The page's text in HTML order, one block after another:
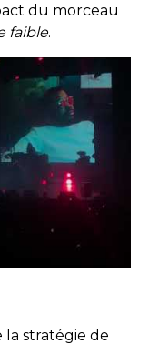
du morceau
faible.
la stratégie de